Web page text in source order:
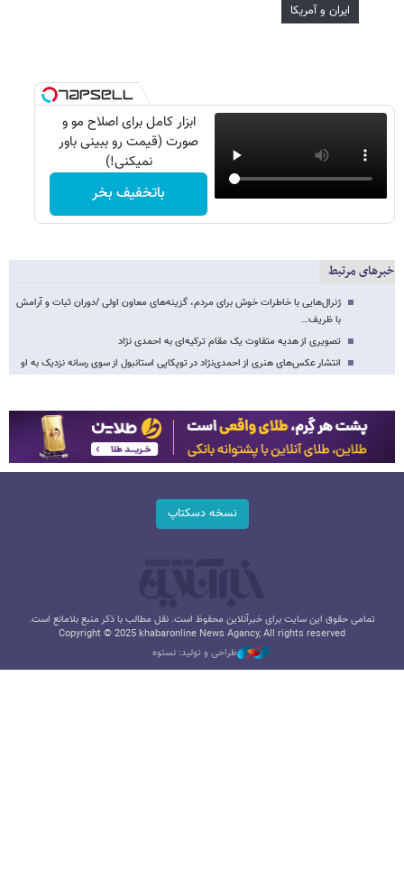
ایران و آمریکا
ابزار کامل برای اصلاح مو و
صورت (قیمت رو ببینی باور
نمیکنی!)
باتخفیف بخر
خبرهای مرتبط
ژنرال‌هایی با خاطرات خوش برای مردم، گزینه‌های معاون اولی /دوران ثبات و آرامش
با ظریف…
تصویری از هدیه متفاوت یک مقام ترکیه‌ای به احمدی نژاد
انتشار عکس‌های هنری از احمدی‌نژاد در توپکاپی استانبول از سوی رسانه نزدیک به او
نسخه دسکتاپ
تمامی حقوق این سایت برای خبرآنلاین محفوظ است. نقل مطالب با ذکر منبع بلامانع است.
Copyright © 2025 khabaronline News Agancy, All rights reserved
طراحی و تولید: نستوه